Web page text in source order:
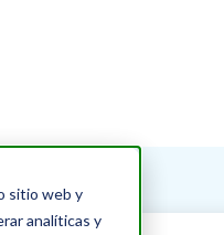
sitio web y
analíticas y